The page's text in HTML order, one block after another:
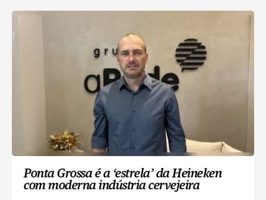
Ponta Grossa é a ‘estrela’ da Heineken
com moderna indústria cervejeira